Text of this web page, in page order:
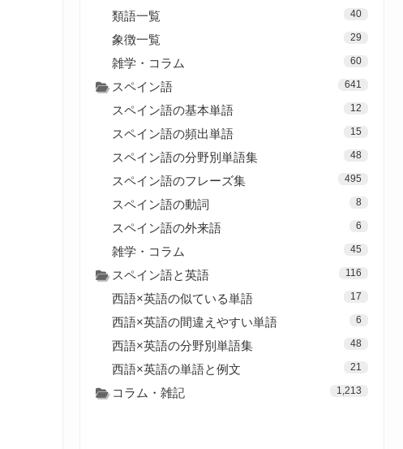
類語一覧 40
象徴一覧 29
雑学・コラム 60
スペイン語 641
スペイン語の基本単語 12
スペイン語の頻出単語 15
スペイン語の分野別単語集 48
スペイン語のフレーズ集 495
スペイン語の動詞 8
スペイン語の外来語 6
雑学・コラム 45
スペイン語と英語 116
西語×英語の似ている単語 17
西語×英語の間違えやすい単語 6
西語×英語の分野別単語集 48
西語×英語の単語と例文 21
コラム・雑記 1,213